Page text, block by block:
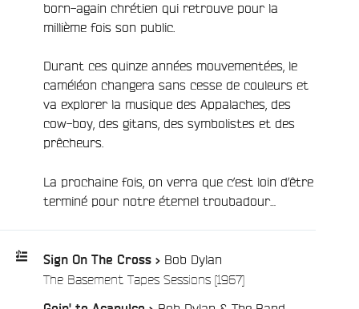
born-again chrétien qui retrouve pour la
millième fois son public.
Durant ces quinze années mouvementées, le
caméléon changera sans cesse de couleurs et
va explorer la musique des Appalaches, des
cow-boy, des gitans, des symbolistes et des
prêcheurs.
La prochaine fois, on verra que c’est loin d’être
terminé pour notre éternel troubadour…
Sign On The Cross > Bob Dylan
The Basement Tapes Sessions [1967]/